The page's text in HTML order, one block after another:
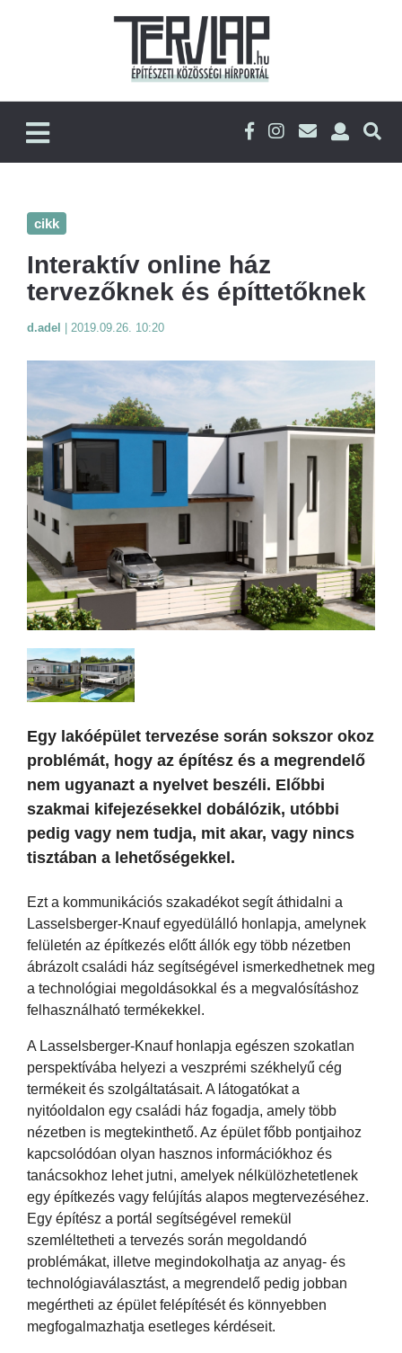
cikk
Interaktív online ház
tervezőknek és építtetőknek
d.adel 2019.09.26. 10:20
Egy lakóépület tervezése során sokszor okoz
problémát, hogy az építész és a megrendelő
nem ugyanazt a nyelvet beszéli. Előbbi
szakmai kifejezésekkel dobálózik, utóbbi
pedig vagy nem tudja, mit akar, vagy nincs
tisztában a lehetőségekkel.
Ezt a kommunikációs szakadékot segít áthidalni a
Lasselsberger-Knauf egyedülálló honlapja, amelynek
felületén az építkezés előtt állók egy több nézetben
ábrázolt családi ház segítségével ismerkedhetnek meg
a technológiai megoldásokkal és a megvalósításhoz
felhasználható termékekkel.
A Lasselsberger-Knauf honlapja egészen szokatlan
perspektívába helyezi a veszprémi székhelyű cég
termékeit és szolgáltatásait. A látogatókat a
nyitóoldalon egy családi ház fogadja, amely több
nézetben is megtekinthető. Az épület főbb pontjaihoz
kapcsolódóan olyan hasznos információkhoz és
tanácsokhoz lehet jutni, amelyek nélkülözhetetlenek
egy építkezés vagy felújítás alapos megtervezéséhez.
Egy építész a portál segítségével remekül
szemléltetheti a tervezés során megoldandó
problémákat, illetve megindokolhatja az anyag- és
technológiaválasztást, a megrendelő pedig jobban
megértheti az épület felépítését és könnyebben
megfogalmazhatja esetleges kérdéseit.